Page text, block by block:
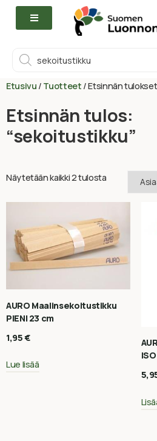
Etusivu / Tuotteet / Etsinnän
Etsinnän tulos:
“sekoitustikku”
Näytetään kaikki 2 tulosta
AURO Maalinsekoitustikku
PIENI 23 cm
1,95€
Lue lisää